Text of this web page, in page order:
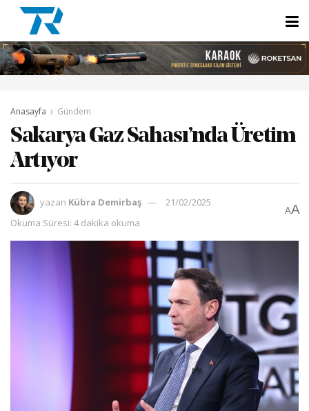
Anasayfa Gündem
Sakarya Gaz Sahası’nda Üretim
Artıyor
yazan Kübra Demirbaş
21/02/2025
Okuma Süresi: 4 dakika okuma
AA